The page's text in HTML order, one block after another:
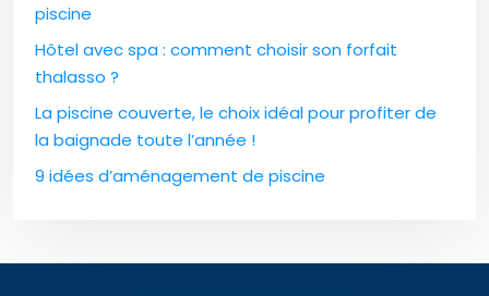
piscine
Hôtel avec spa : comment choisir son forfait
thalasso ?
La piscine couverte, le choix idéal pour profiter de
la baignade toute l’année !
9 idées d’aménagement de piscine